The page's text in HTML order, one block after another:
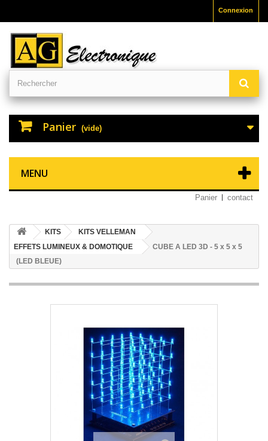
Connexion
Panier (vide)
MENU
Panier contact
KITS
KITS VELLEMAN
EFFETS LUMINEUX & DOMOTIQUE
CUBE A LED 3D - 5 x 5 x 5
(LED BLEUE)